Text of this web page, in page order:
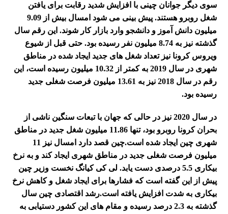
سوی دیگر جوانان چینی با افزایش شدید رقابت برای یافتن
شغل روبرو هستند. پیش بینی می شود امسال بیش از 9.09
میلیون دانش آموز و دانشجو وارد بازار کار شوند. این رقم سال
گذشته نیز به 8.74 میلیون نفر رسیده بود.
حتی قبل از شیوع
ویروس کرونا نیز تعداد شغل های جدید ایجاد شده در مناطق
شهری در سال 2019 به کمتر از 10.32 میلیون رسیده است، این
رقم در سال 2018 نیز به 13.61 میلیون فرصت شغلی جدید
رسیده بود.
در سال 2020 نیز در حالی که جهان با تبعات سنگین ناشی از
بحران کرونا روبرو بود، تنها 11.86 میلیون شغل جدید در مناطق
شهری چین ایجاد شده است.
چین قصد دارد امسال نیز 11
میلیون فرصت شغلی جدید در مناطق شهری ایجاد کند و به نرخ
بیکاری 5.5 درصدی دست یابد.
لی کی کیانگ نخست وزیر چین
پیش از این گفته است که فشارها برای ایجاد شغل و کاهش نرخ
بیکاری به شدت افزایش یافته است.رشد اقتصادی چین سال
گذشته به 2.3 درصد رسیده و مقام های این کشور دستیابی به